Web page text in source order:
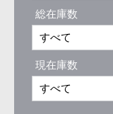
総在庫数
現在庫数